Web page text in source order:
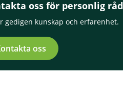
oss för personlig
gedigen kunskap och erfarenhet.
oss